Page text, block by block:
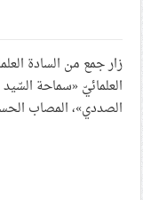
زار جمع من السادة
العلمائيّ «سماحة
الصددي»، المصاب